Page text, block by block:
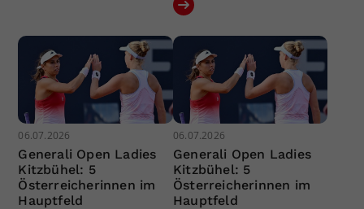
06.07.2026
Generali Open Ladies
Kitzbühel: 5
Österreicherinnen im
Hauptfeld
06.07.2026
Generali Open Ladies
Kitzbühel: 5
Österreicherinnen im
Hauptfeld